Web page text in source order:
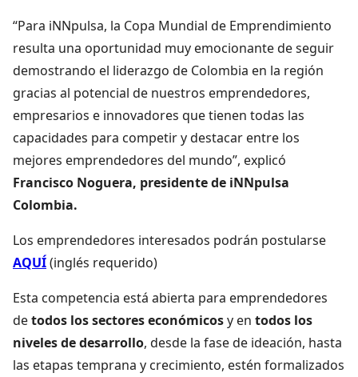
“Para iNNpulsa, la Copa Mundial de Emprendimiento
resulta una oportunidad muy emocionante de seguir
demostrando el liderazgo de Colombia en la región
gracias al potencial de nuestros emprendedores,
empresarios e innovadores que tienen todas las
capacidades para competir y destacar entre los
mejores emprendedores del mundo”, explicó
Francisco Noguera, presidente de iNNpulsa
Colombia.
Los emprendedores interesados podrán postularse
AQUÍ(inglés requerido)
Esta competencia está abierta para emprendedores
detodos los sectores económicosy en todos los
niveles de desarrollo, desde la fase de ideación, hasta
las etapas temprana y crecimiento, estén formalizados